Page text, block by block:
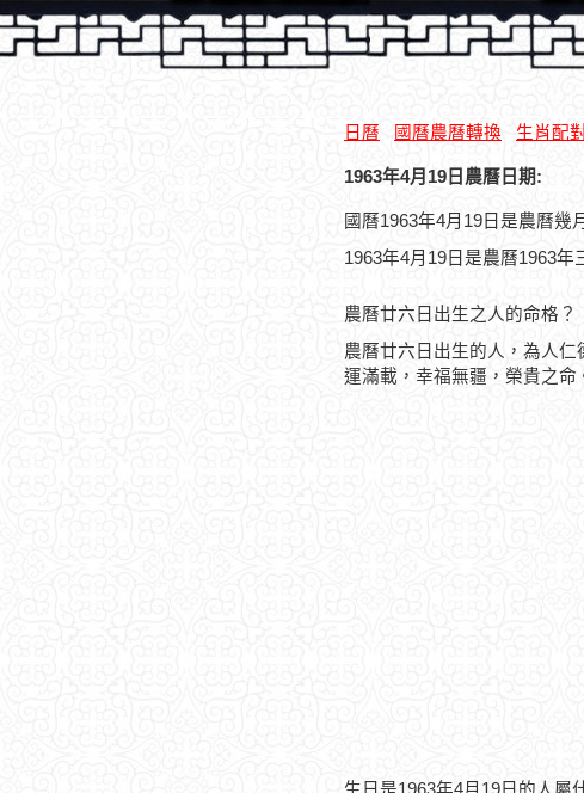
日曆 國曆農曆轉換 生肖配
1963年4月19日農曆日期:
國曆1963年4月19日是農曆幾
1963年4月19日是農曆1963年
農曆廿六日出生之人的命格？
農曆廿六日出生的人，為人
運滿載，幸福無疆，榮貴之命